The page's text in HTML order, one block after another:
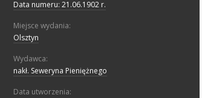
Data numeru: 21.06.1902 r.
Miejsce wydania:
Olsztyn
Wydawca:
nakł. Seweryna Pieniężnego
Data utworzenia: